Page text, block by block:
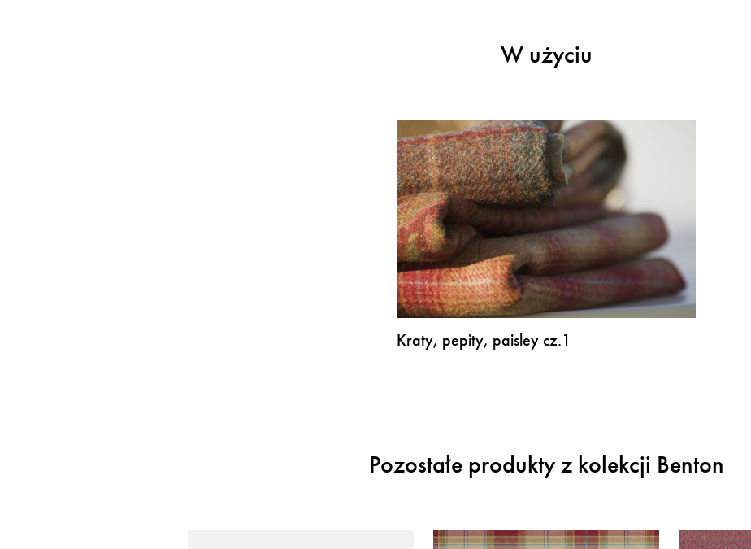
W użyciu
Kraty, pepity, paisley cz.1
Pozostałe produkty z kolekcji Benton